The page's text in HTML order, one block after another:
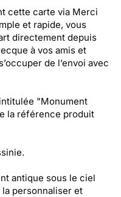
cette carte via Merci
et rapide, vous
directement depuis
à vos amis et
de l’envoi avec
"Monument
la référence produit
antique sous le ciel
personnaliser et